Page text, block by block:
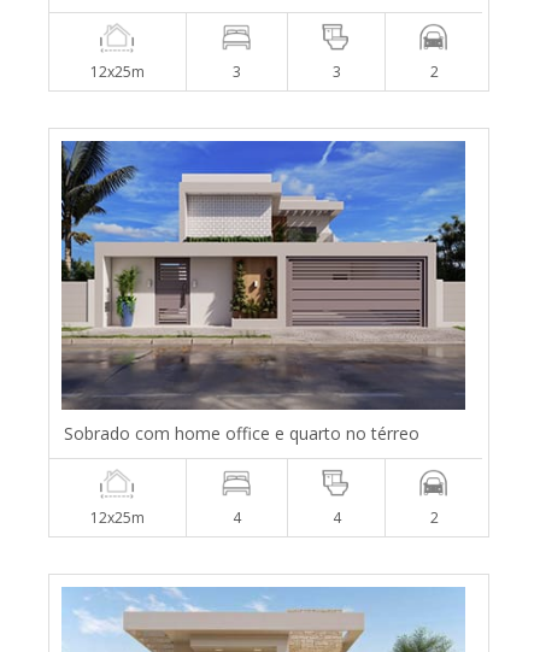
12x25m 3 3 2
Sobrado com home office e quarto no térreo
12x25m 4 4 2